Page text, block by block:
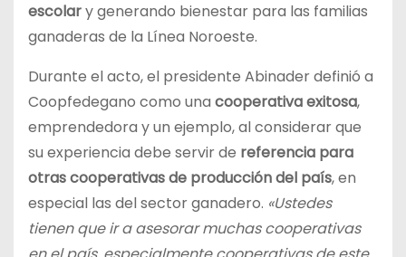
escolary generando bienestar para las familias
ganaderas de la Línea Noroeste.
Durante el acto, el presidente Abinader definió a
Coopfedegano como una cooperativa exitosa,
emprendedora y un ejemplo, al considerar que
su experiencia debe servir de referencia para
otras cooperativas de producción del país, en
especial las del sector ganadero. «Ustedes
tienen que ir a asesorar muchas cooperativas